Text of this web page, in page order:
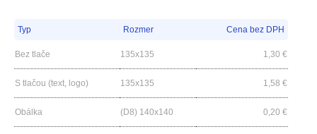
Typ Rozmer Cena bez DPH
Bez tlače 135x135 1,30 €
S tlačou (text, logo) 135x135 1,58 €
Obálka (D8) 140x140 0,20 €